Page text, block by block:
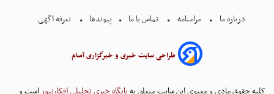
درباره ما مرامنامه تماس با ما پیوندها تعرفه اگهی
طراحی سایت خبری و خبرگزاری آسام